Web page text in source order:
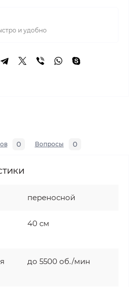
и удобно
0 Вопросы 0
переносной
40 см
до 5500 об./мин